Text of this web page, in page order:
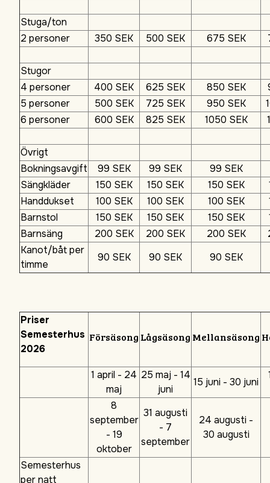
Stuga/ton
2 personer
350 SEK 500 SEK 675 SEK
Stugor
4 personer
400 SEK 625 SEK 850 SEK
5 personer
500 SEK 725 SEK 950 SEK
6 personer
600 SEK 825 SEK 1050 SEK
Övrigt
Bokningsavgift
99 SEK 99 SEK
99 SEK
Sängkläder
150 SEK 150 SEK 150 SEK
Handdukset
100 SEK 100 SEK 100 SEK
Barnstol
150 SEK 150 SEK 150 SEK
Barnsäng
200 SEK 200 SEK 200 SEK
Kanot/båt per
timme
90 SEK 90 SEK 90 SEK
Priser
Semesterhus
2026
Försäsong Lågsäsong Mellansäsong
1 april - 24
maj
25 maj - 14
juni
15 juni - 30 juni
8
september
- 19
oktober
31 augusti
- 7
september
24 augusti -
30 augusti
Semesterhus
per natt